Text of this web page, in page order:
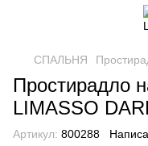
СПАЛЬНЯ
Простирадло
LIMASSO
Артикул: 800288